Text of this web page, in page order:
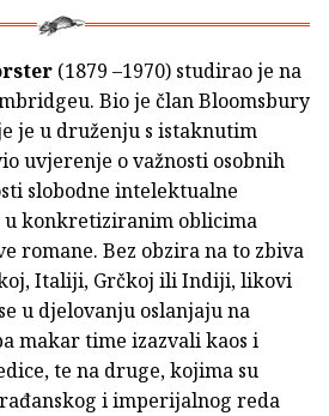
(1879 –1970) studirao je na
Bio je član Bloomsbury
je u druženju s istaknutim
uvjerenje o važnosti osobnih
slobodne intelektualne
u konkretiziranim oblicima
romane. Bez obzira na to zbiva
Italiji, Grčkoj ili Indiji, likovi
u djelovanju oslanjaju na
makar time izazvali kaos i
te na druge, kojima su
i imperijalnog reda